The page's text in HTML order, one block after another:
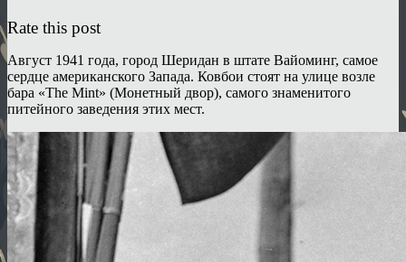
Rate this post
Август 1941 года, город Шеридан в штате Вайоминг, самое
сердце американского Запада. Ковбои стоят на улице возле
бара «The Mint» (Монетный двор), самого знаменитого
питейного заведения этих мест.